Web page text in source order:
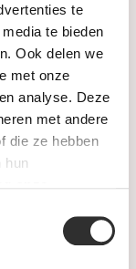
te
te bieden
Ook delen we
met onze
analyse. Deze
met andere
die ze hebben
hun